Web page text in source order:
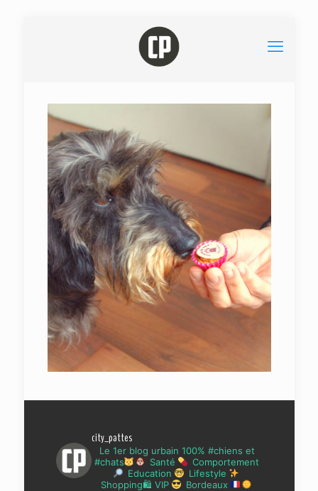
city_pattes
Le 1er blog urbain 100% #chiens et
#chats
Santé
Comportement
Education
Lifestyle
Shopping🛍 VIP
Bordeaux